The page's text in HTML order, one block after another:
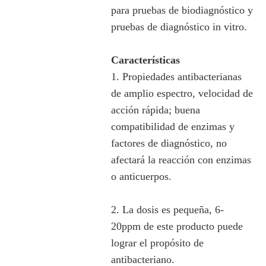
para pruebas de biodiagnóstico y
pruebas de diagnóstico in vitro.
Características
1. Propiedades antibacterianas
de amplio espectro, velocidad de
acción rápida; buena
compatibilidad de enzimas y
factores de diagnóstico, no
afectará la reacción con enzimas
o anticuerpos.
2. La dosis es pequeña, 6-
20ppm de este producto puede
lograr el propósito de
antibacteriano.